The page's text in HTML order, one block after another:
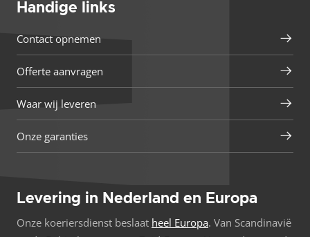
Handige links
Contact opnemen
Offerte aanvragen
Waar wij leveren
Onze garanties
Levering in Nederland en Europa
Onze koeriersdienst beslaat heel Europa. Van Scandinavië